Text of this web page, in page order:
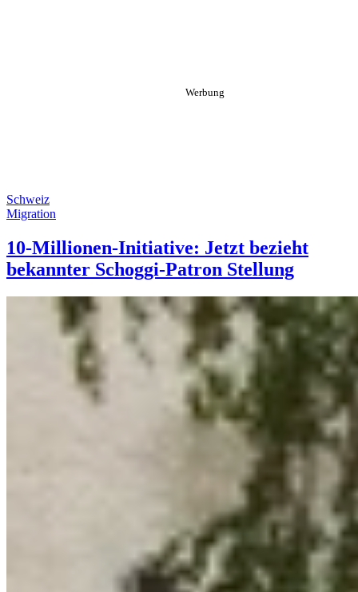
Schweiz
Migration
10-Millionen-Initiative: Jetzt bezieht
bekannter Schoggi-Patron Stellung